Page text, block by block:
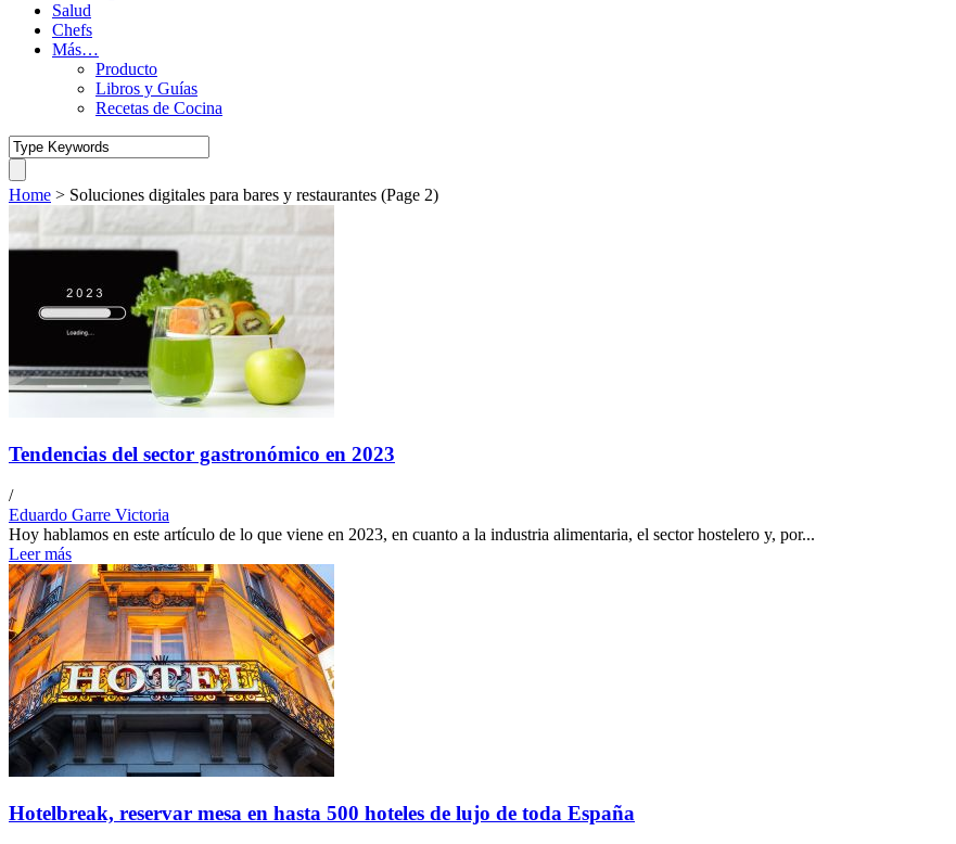
Salud
Chefs
Más…
Producto
Libros y Guías
Recetas de Cocina
Home > Soluciones digitales para bares y restaurantes (Page 2)
Tendencias del sector gastronómico en 2023
/
Eduardo Garre Victoria
Hoy hablamos en este artículo de lo que viene en 2023, en cuanto a la industria alimentaria, el sector hostelero y, por...
Leer más
Hotelbreak, reservar mesa en hasta 500 hoteles de lujo de toda España